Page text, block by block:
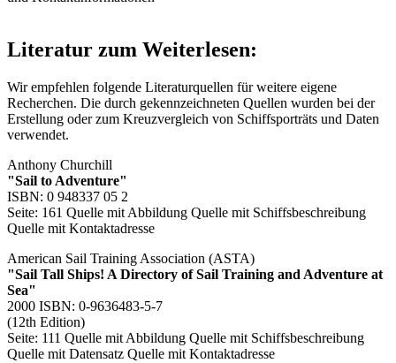
Literatur zum Weiterlesen:
Wir empfehlen folgende Literaturquellen für weitere eigene
Recherchen. Die durch gekennzeichneten Quellen wurden bei der
Erstellung oder zum Kreuzvergleich von Schiffsporträts und Daten
verwendet.
Anthony Churchill
"Sail to Adventure"
ISBN: 0 948337 05 2
Seite: 161 Quelle mit Abbildung Quelle mit Schiffsbeschreibung
Quelle mit Kontaktadresse
American Sail Training Association (ASTA)
"Sail Tall Ships! A Directory of Sail Training and Adventure at
Sea"
2000 ISBN: 0-9636483-5-7
(12th Edition)
Seite: 111 Quelle mit Abbildung Quelle mit Schiffsbeschreibung
Quelle mit Datensatz Quelle mit Kontaktadresse